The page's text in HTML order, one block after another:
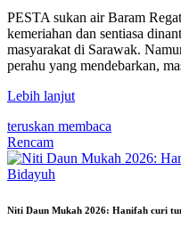
Share
PESTA sukan air Baram
kemeriahan dan sentiasa
masyarakat di Sarawak.
perahu yang mendebarkan,
Lebih lanjut
teruskan membaca
Rencam
Niti Daun Mukah 2026: Hanifah curi